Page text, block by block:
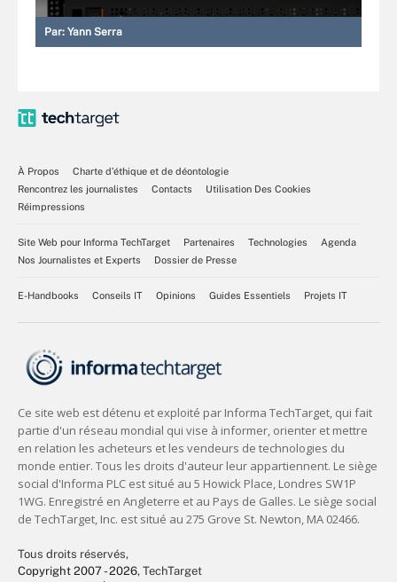
Par: Yann Serra
À Propos
Charte d’éthique et de déontologie
Rencontrez les journalistes
Contacts
Utilisation Des Cookies
Réimpressions
Site Web pour Informa TechTarget Partenaires Technologies
Agenda
Nos Journalistes et Experts
Dossier de Presse
E-Handbooks Conseils IT Opinions Guides Essentiels Projets IT
Tous droits réservés,
Copyright 2007 - 2026, TechTarget